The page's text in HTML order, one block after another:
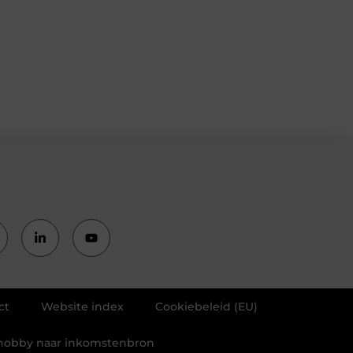
Website index Cookiebeleid (EU)
naar inkomstenbron